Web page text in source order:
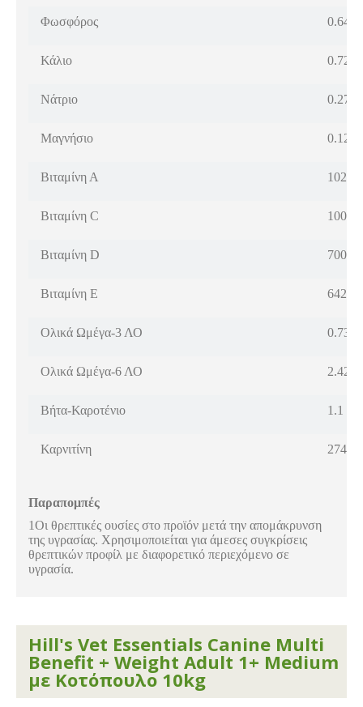
Φωσφόρος 0.64 %
Κάλιο 0.72 %
Νάτριο 0.27 %
Μαγνήσιο 0.122
Βιταμίνη Α
Βιταμίνη C 100
Βιταμίνη D 700
Βιταμίνη Ε 642
Ολικά Ωμέγα-3 ΛΟ 0.73 %
Ολικά Ωμέγα-6 ΛΟ 2.42 %
Βήτα-Καροτένιο 1.1
Καρνιτίνη 274.2
Παραπομπές
1Οι θρεπτικές ουσίες στο προϊόν μετά την απομάκρυνση
της υγρασίας. Χρησιμοποιείται για άμεσες συγκρίσεις
θρεπτικών προφίλ με διαφορετικό περιεχόμενο σε
υγρασία.
Hill's Vet Essentials Canine Multi
Benefit + Weight Adult 1+ Medium
με Κοτόπουλο 10kg